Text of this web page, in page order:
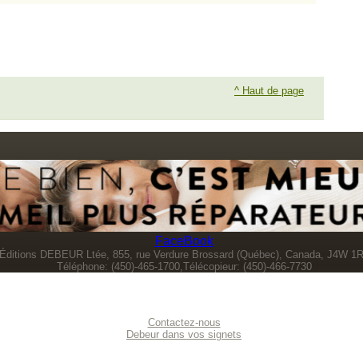
^ Haut de page
FaceBook
Éditions DEBEUR Ltée, 855, rue Verdure Brossard (Québec), Canada, J4W
Téléphone: (450)-465-1700,Télécopieur: (450)-466-7730
Contactez-nous
Debeur dans vos signets